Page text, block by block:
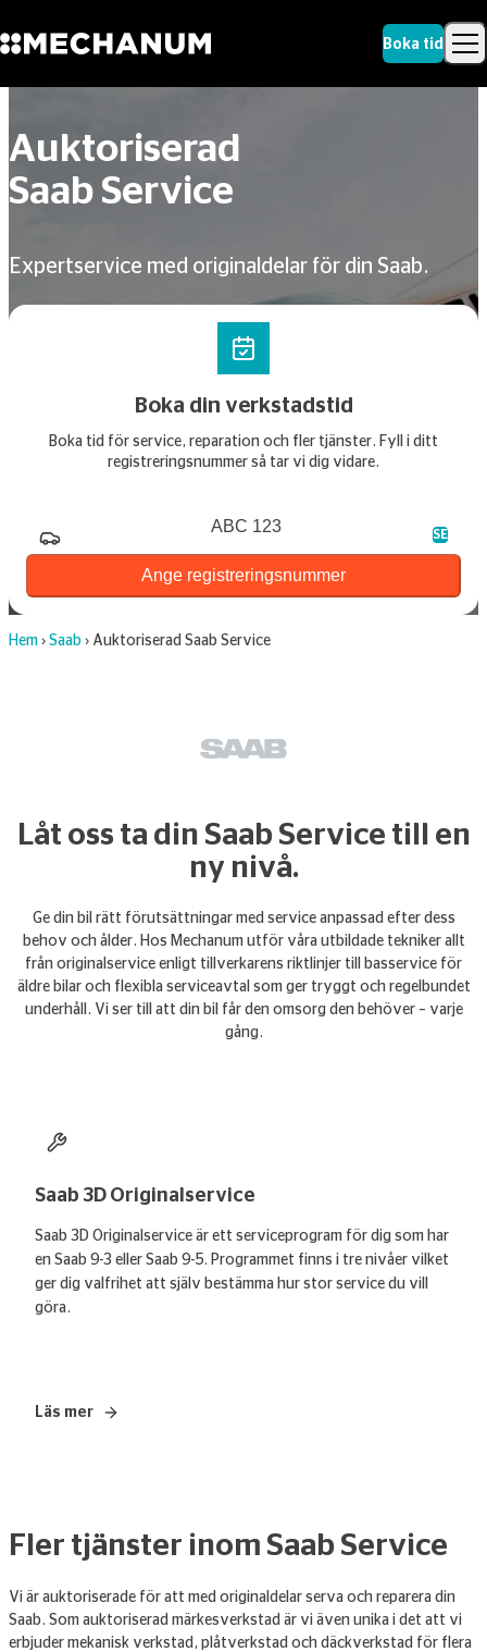
Boka tid
Auktoriserad
Saab Service
Expertservice med originaldelar för din Saab.
Boka din verkstadstid
Boka tid för service, reparation och fler tjänster. Fyll i ditt
registreringsnummer så tar vi dig vidare.
SE
Ange registreringsnummer
Hem › Saab › Auktoriserad Saab Service
Låt oss ta din Saab Service till en
ny nivå.
Ge din bil rätt förutsättningar med service anpassad efter dess
behov och ålder. Hos Mechanum utför våra utbildade tekniker allt
från originalservice enligt tillverkarens riktlinjer till basservice för
äldre bilar och flexibla serviceavtal som ger tryggt och regelbundet
underhåll. Vi ser till att din bil får den omsorg den behöver – varje
gång.
Saab 3D Originalservice
Saab 3D Originalservice är ett serviceprogram för dig som har
en Saab 9-3 eller Saab 9-5. Programmet finns i tre nivåer vilket
ger dig valfrihet att själv bestämma hur stor service du vill
göra.
Läs mer
– Saab 3D Originalservice
Fler tjänster inom Saab Service
Vi är auktoriserade för att med originaldelar serva och reparera din
Saab. Som auktoriserad märkesverkstad är vi även unika i det att vi
erbjuder mekanisk verkstad, plåtverkstad och däckverkstad för flera